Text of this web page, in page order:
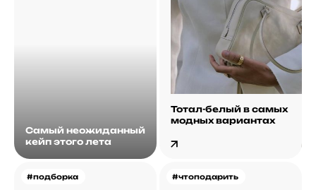
Самый неожиданный
кейп этого лета
Тотал-белый в самых
модных вариантах
#подборка #чтоподарить